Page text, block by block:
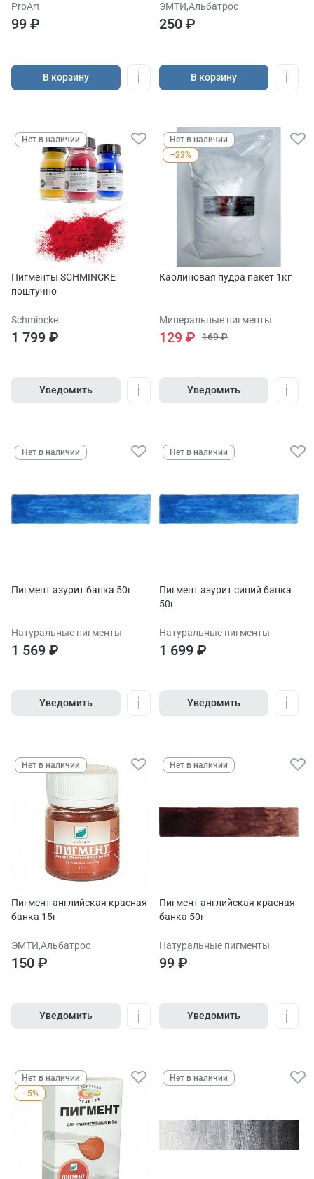
ProArt
99 ₽
В корзину
ЭМТИ,Альбатрос
250 ₽
В корзину
Нет в наличии
Пигменты SCHMINCKE
поштучно
Schmincke
1 799 ₽
Уведомить
Нет в наличии
–23%
Каолиновая пудра пакет 1кг
Минеральные пигменты
129 ₽ 169 ₽
Уведомить
Нет в наличии
Пигмент азурит банка 50г
Натуральные пигменты
1 569 ₽
Уведомить
Нет в наличии
Пигмент азурит синий банка
50г
Натуральные пигменты
1 699 ₽
Уведомить
Нет в наличии
Пигмент английская красная
банка 15г
ЭМТИ,Альбатрос
150 ₽
Уведомить
Нет в наличии
Пигмент английская красная
банка 50г
Натуральные пигменты
99 ₽
Уведомить
Нет в наличии
–5%
Нет в наличии